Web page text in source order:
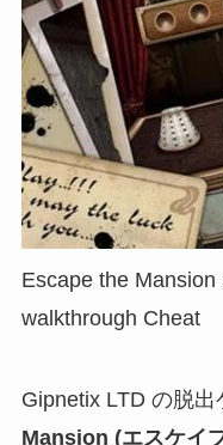
Escape the
walkthrough Cheat
Gipnetix LTD の脱出
Mansion (エスケイ